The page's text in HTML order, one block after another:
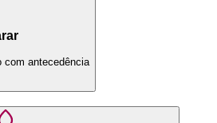
com antecedência